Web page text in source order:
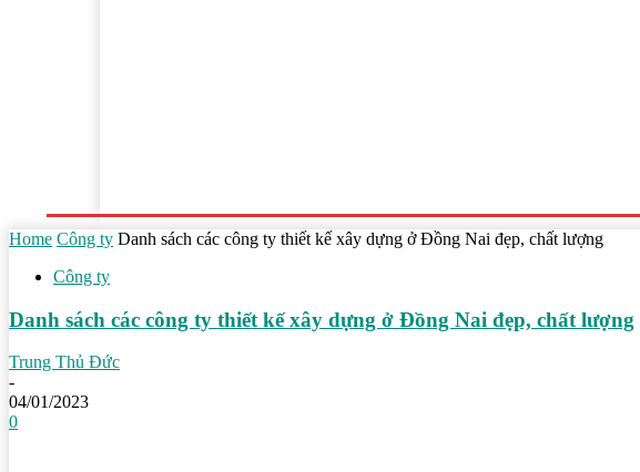
Home Công ty Danh sách các công ty thiết kế xây dựng ở Đồng Nai đẹp, chất lượng
Công ty
Danh sách các công ty thiết kế xây dựng ở Đồng Nai đẹp, chất lượng
Trung Thủ Đức
-
04/01/2023
0